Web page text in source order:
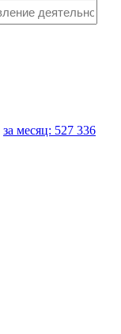
за месяц: 527 336